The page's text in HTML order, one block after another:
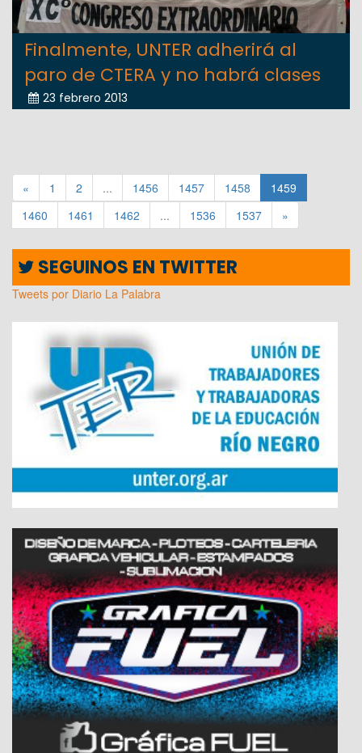
Finalmente, UNTER adherirá al
paro de CTERA y no habrá clases
23 febrero 2013
« 1 2 ... 1456 1457 1458
1459
1460
1461 1462 ... 1536 1537 »
SEGUINOS EN TWITTER
Tweets por Diario La Palabra